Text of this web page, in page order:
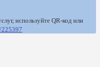
используйте QR-код или
225397